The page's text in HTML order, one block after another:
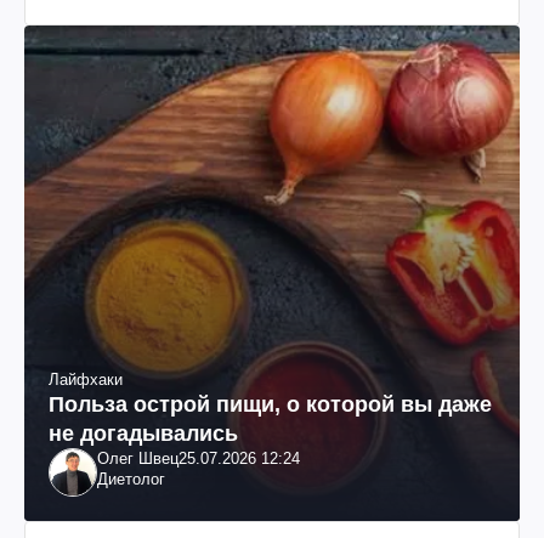
Лайфхаки
Польза острой пищи, о которой вы даже
не догадывались
Олег Швец25.07.2026 12:24
Диетолог